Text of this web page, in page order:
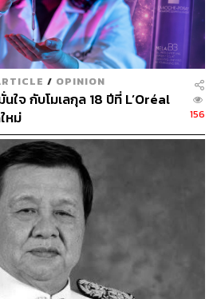
/ OPINION
ใจ กับโมเลกุล 18 ปีที่ L’Oréal
หม่
156